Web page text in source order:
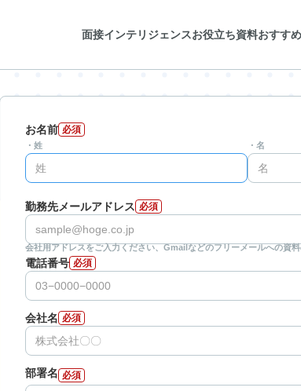
面接インテリジェンスお役立ち資料おすす
お名前 必須
・姓 ・名
勤務先メールアドレス 必須
会社用アドレスをご入力ください、Gmailなどのフリーメールへの資
電話番号 必須
会社名 必須
部署名 必須